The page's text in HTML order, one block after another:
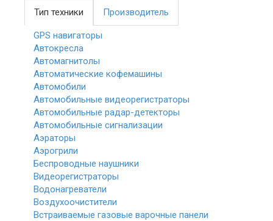
Тип техники Производитель
GPS навигаторы
Автокресла
Автомагнитолы
Автоматические кофемашины
Автомобили
Автомобильные видеорегистраторы
Автомобильные радар-детекторы
Автомобильные сигнализации
Аэраторы
Аэрогрили
Беспроводные наушники
Видеорегистраторы
Водонагреватели
Воздухоочистители
Встраиваемые газовые варочные панели